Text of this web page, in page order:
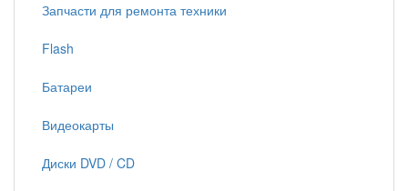
Запчасти для ремонта техники
Flash
Батареи
Видеокарты
Диски DVD / CD